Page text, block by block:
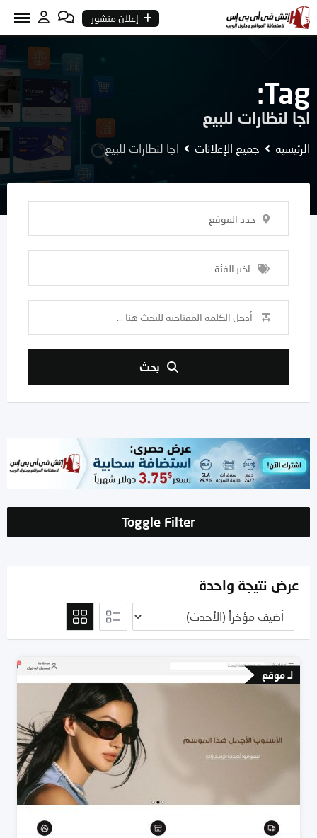
Skip
to
إعلان منشور
Tag:
اجا لنظارات للبيع
الرئيسية جميع الإعلانات اجا لنظارات للبيع
حدد الموقع
اختر الفئة
بحث
Toggle Filter
عرض نتيجة واحدة
لـ موقع